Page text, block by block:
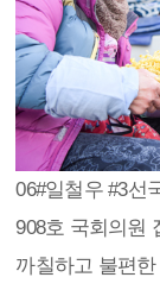
06#일철우 #3선
908호 국회의원
까칠하고 불편